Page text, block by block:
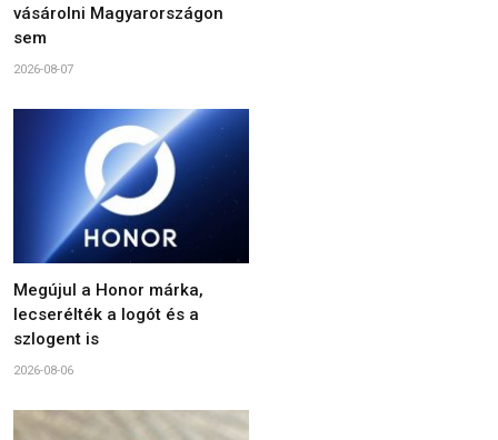
vásárolni Magyarországon
sem
2026-08-07
Megújul a Honor márka,
lecserélték a logót és a
szlogent is
2026-08-06